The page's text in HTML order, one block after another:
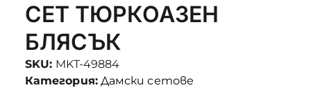
СЕТ ТЮРКОАЗЕН
БЛЯСЪК
SKU: MKT-49884
Категория: Дамски сетове